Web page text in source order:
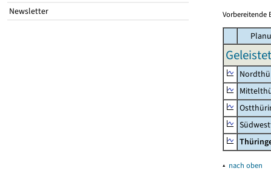
Newsletter
Vorbereitende
▴ nach oben